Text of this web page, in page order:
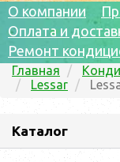
О компании
Оплата и
Ремонт
Главная
Lessar
Каталог